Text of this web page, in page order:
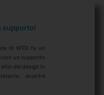
supporto!
di WTD fa un
con un supporto
del design in
anziché